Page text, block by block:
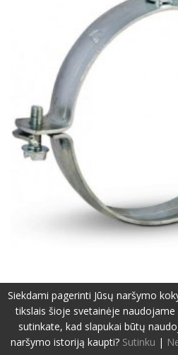
©2019-2026 Visos teisės apsaugotos.
Siekdami pagerinti Jūsų naršymo
tikslais šioje svetainėje naudojame
sutinkate, kad slapukai būtų
naršymo istoriją kaupti? Sutinku |